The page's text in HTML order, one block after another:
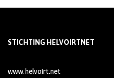
STICHTING HELVOIRTNET
www.helvoirt.net